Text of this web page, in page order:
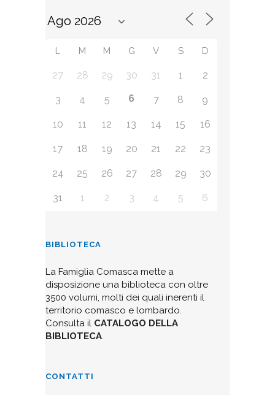
L M M G V S D
27 28 29 30 31 1 2
3 4 5 6 7 8 9
10 11 12 13 14 15 16
17 18 19 20 21 22 23
24 25 26 27 28 29 30
31 1 2 3 4 5 6
BIBLIOTECA
La Famiglia Comasca mette a
disposizione una biblioteca con oltre
3500 volumi, molti dei quali inerenti il
territorio comasco e lombardo.
Consulta il CATALOGO DELLA
BIBLIOTECA.
CONTATTI